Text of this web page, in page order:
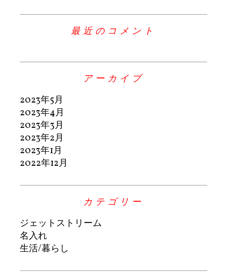
最近のコメント
アーカイブ
2023年5月
2023年4月
2023年3月
2023年2月
2023年1月
2022年12月
カテゴリー
ジェットストリーム
名入れ
生活/暮らし